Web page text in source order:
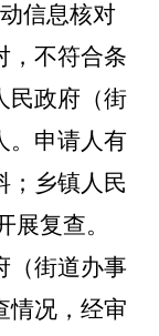
信息核对
，不符合条
民政府（街
。 申请人有
；乡镇人民
复查。
（街道办事
情况，经审